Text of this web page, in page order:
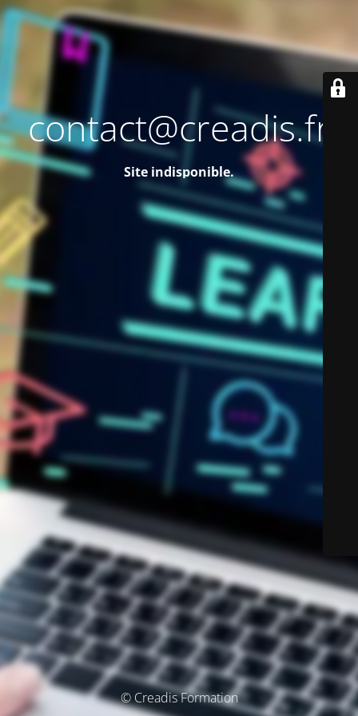
contact@creadis.fr
Site indisponible.
© Creadis Formation